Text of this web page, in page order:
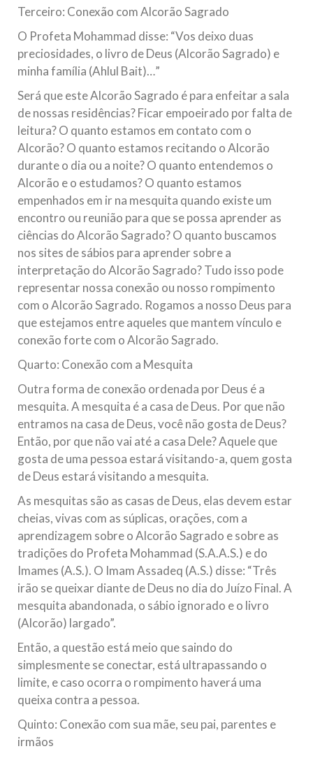
Terceiro: Conexão com Alcorão Sagrado
O Profeta Mohammad disse: “Vos deixo duas
preciosidades, o livro de Deus (Alcorão Sagrado) e
minha família (Ahlul Bait)…”
Será que este Alcorão Sagrado é para enfeitar a sala
de nossas residências? Ficar empoeirado por falta de
leitura? O quanto estamos em contato com o
Alcorão? O quanto estamos recitando o Alcorão
durante o dia ou a noite? O quanto entendemos o
Alcorão e o estudamos? O quanto estamos
empenhados em ir na mesquita quando existe um
encontro ou reunião para que se possa aprender as
ciências do Alcorão Sagrado? O quanto buscamos
nos sites de sábios para aprender sobre a
interpretação do Alcorão Sagrado? Tudo isso pode
representar nossa conexão ou nosso rompimento
com o Alcorão Sagrado. Rogamos a nosso Deus para
que estejamos entre aqueles que mantem vínculo e
conexão forte com o Alcorão Sagrado.
Quarto: Conexão com a Mesquita
Outra forma de conexão ordenada por Deus é a
mesquita. A mesquita é a casa de Deus. Por que não
entramos na casa de Deus, você não gosta de Deus?
Então, por que não vai até a casa Dele? Aquele que
gosta de uma pessoa estará visitando-a, quem gosta
de Deus estará visitando a mesquita.
As mesquitas são as casas de Deus, elas devem estar
cheias, vivas com as súplicas, orações, com a
aprendizagem sobre o Alcorão Sagrado e sobre as
tradições do Profeta Mohammad (S.A.A.S.) e do
Imames (A.S.). O Imam Assadeq (A.S.) disse: “Três
irão se queixar diante de Deus no dia do Juízo Final. A
mesquita abandonada, o sábio ignorado e o livro
(Alcorão) largado”.
Então, a questão está meio que saindo do
simplesmente se conectar, está ultrapassando o
limite, e caso ocorra o rompimento haverá uma
queixa contra a pessoa.
Quinto: Conexão com sua mãe, seu pai, parentes e
irmãos